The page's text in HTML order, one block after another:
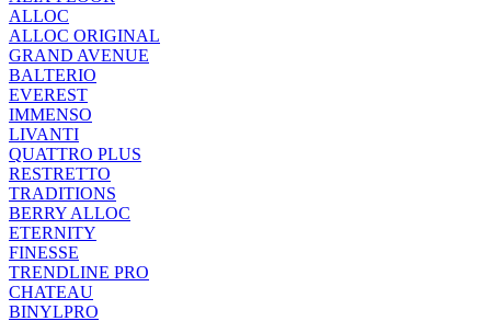
ALLOC
ALLOC ORIGINAL
GRAND AVENUE
BALTERIO
EVEREST
IMMENSO
LIVANTI
QUATTRO PLUS
RESTRETTO
TRADITIONS
BERRY ALLOC
ETERNITY
FINESSE
TRENDLINE PRO
CHATEAU
BINYLPRO